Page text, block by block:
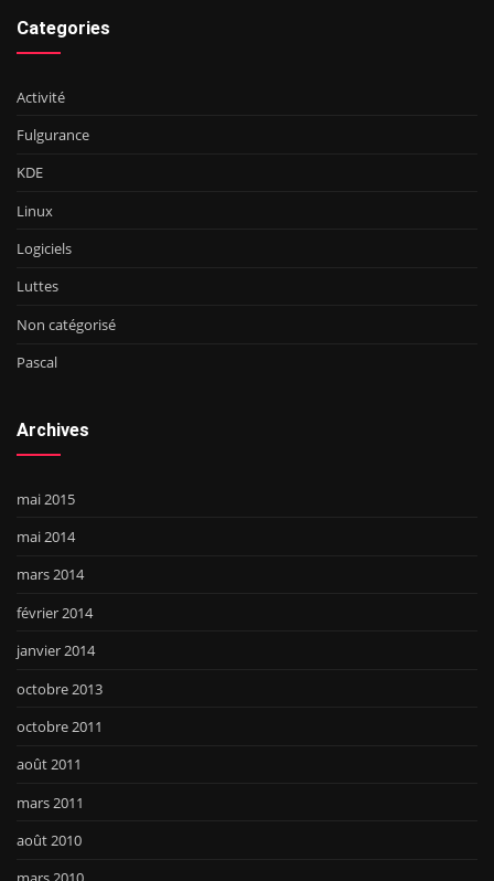
Categories
Activité
Fulgurance
KDE
Linux
Logiciels
Luttes
Non catégorisé
Pascal
Archives
mai 2015
mai 2014
mars 2014
février 2014
janvier 2014
octobre 2013
octobre 2011
août 2011
mars 2011
août 2010